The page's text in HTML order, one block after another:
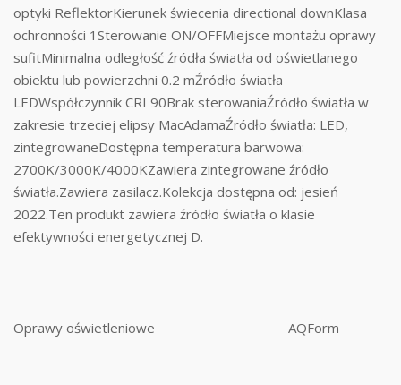
optyki ReflektorKierunek świecenia directional downKlasa
ochronności 1Sterowanie ON/OFFMiejsce montażu oprawy
sufitMinimalna odległość źródła światła od oświetlanego
obiektu lub powierzchni 0.2 mŹródło światła
LEDWspółczynnik CRI 90Brak sterowaniaŹródło światła w
zakresie trzeciej elipsy MacAdamaŹródło światła: LED,
zintegrowaneDostępna temperatura barwowa:
2700K/3000K/4000KZawiera zintegrowane źródło
światła.Zawiera zasilacz.Kolekcja dostępna od: jesień
2022.Ten produkt zawiera źródło światła o klasie
efektywności energetycznej D.
Oprawy oświetleniowe AQForm